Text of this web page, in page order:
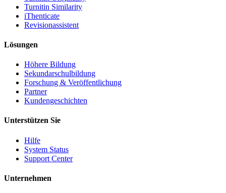
Turnitin Similarity
iThenticate
Revisionassistent
Lösungen
Höhere Bildung
Sekundarschulbildung
Forschung & Veröffentlichung
Partner
Kundengeschichten
Unterstützen Sie
Hilfe
System Status
Support Center
Unternehmen